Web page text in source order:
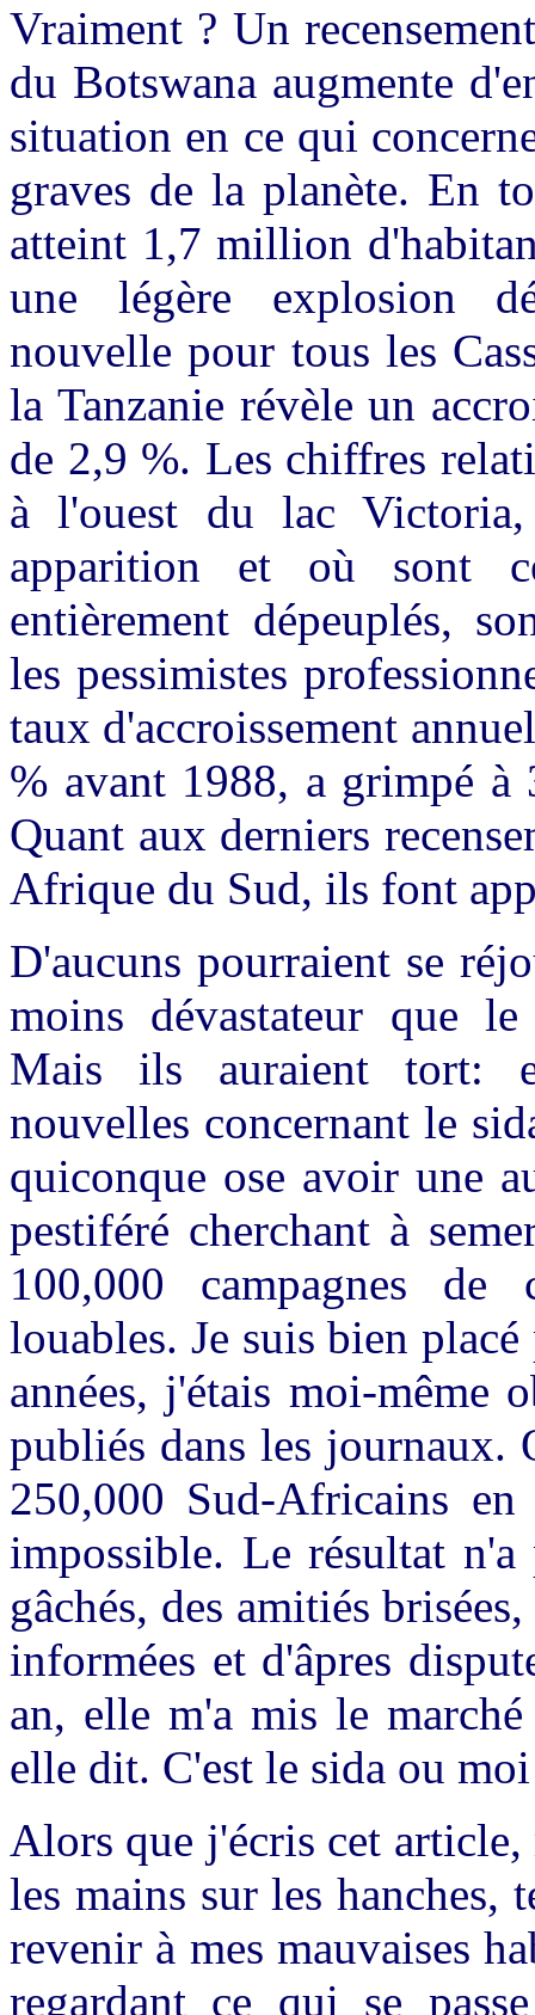
Vraiment ? Un
du Botswana augmente
situation en ce qui
graves de la planète. En
atteint 1,7 million
une légère explosion
nouvelle pour tous les
la Tanzanie révèle un
de 2,9 %. Les chiffres
à l'ouest du lac
apparition et où sont
entièrement dépeuplés,
les pessimistes
taux d'accroissement
% avant 1988, a grimpé
Quant aux derniers
Afrique du Sud, ils font
D'aucuns pourraient se
moins dévastateur que
Mais ils auraient tort:
nouvelles concernant le
quiconque ose avoir une
pestiféré cherchant à
100,000 campagnes de
louables. Je suis bien
années, j'étais moi-même
publiés dans les journaux.
250,000 Sud-Africains
impossible. Le résultat
gâchés, des amitiés
informées et d'âpres
an, elle m'a mis le
elle dit. C'est le sida ou
Alors que j'écris cet
les mains sur les hanches,
revenir à mes mauvaises
regardant ce qui se